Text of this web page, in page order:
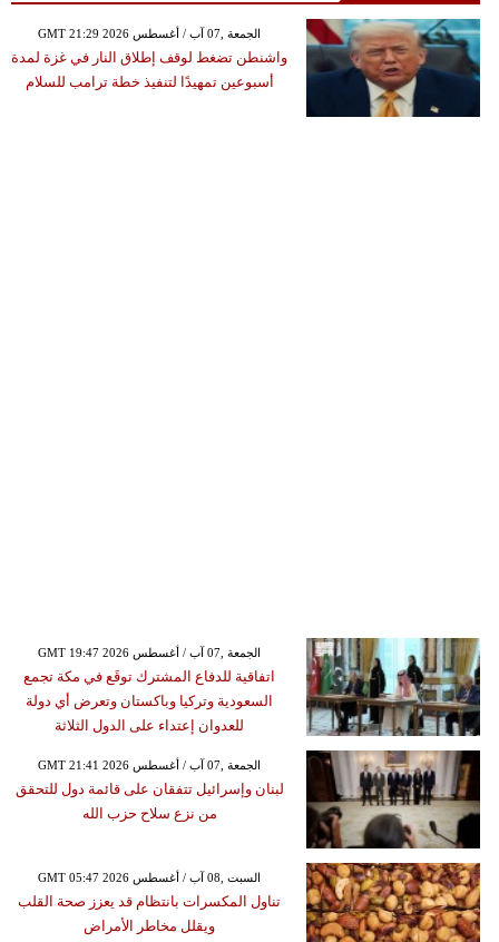
GMT 21:29 2026 الجمعة ,07 آب / أغسطس
واشنطن تضغط لوقف إطلاق النار في غزة لمدة
أسبوعين تمهيدًا لتنفيذ خطة ترامب للسلام
GMT 19:47 2026 الجمعة ,07 آب / أغسطس
اتفاقية للدفاع المشترك توقَع في مكة تجمع
السعودية وتركيا وباكستان وتعرض أي دولة
للعدوان إعتداء على الدول الثلاثة
GMT 21:41 2026 الجمعة ,07 آب / أغسطس
لبنان وإسرائيل تتفقان على قائمة دول للتحقق
من نزع سلاح حزب الله
GMT 05:47 2026 السبت ,08 آب / أغسطس
تناول المكسرات بانتظام قد يعزز صحة القلب
ويقلل مخاطر الأمراض